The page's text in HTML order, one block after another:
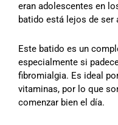
eran adolescentes en
batido está lejos de ser
Este batido es un
especialmente si
fibromialgia. Es ideal
vitaminas, por lo que
comenzar bien el día.